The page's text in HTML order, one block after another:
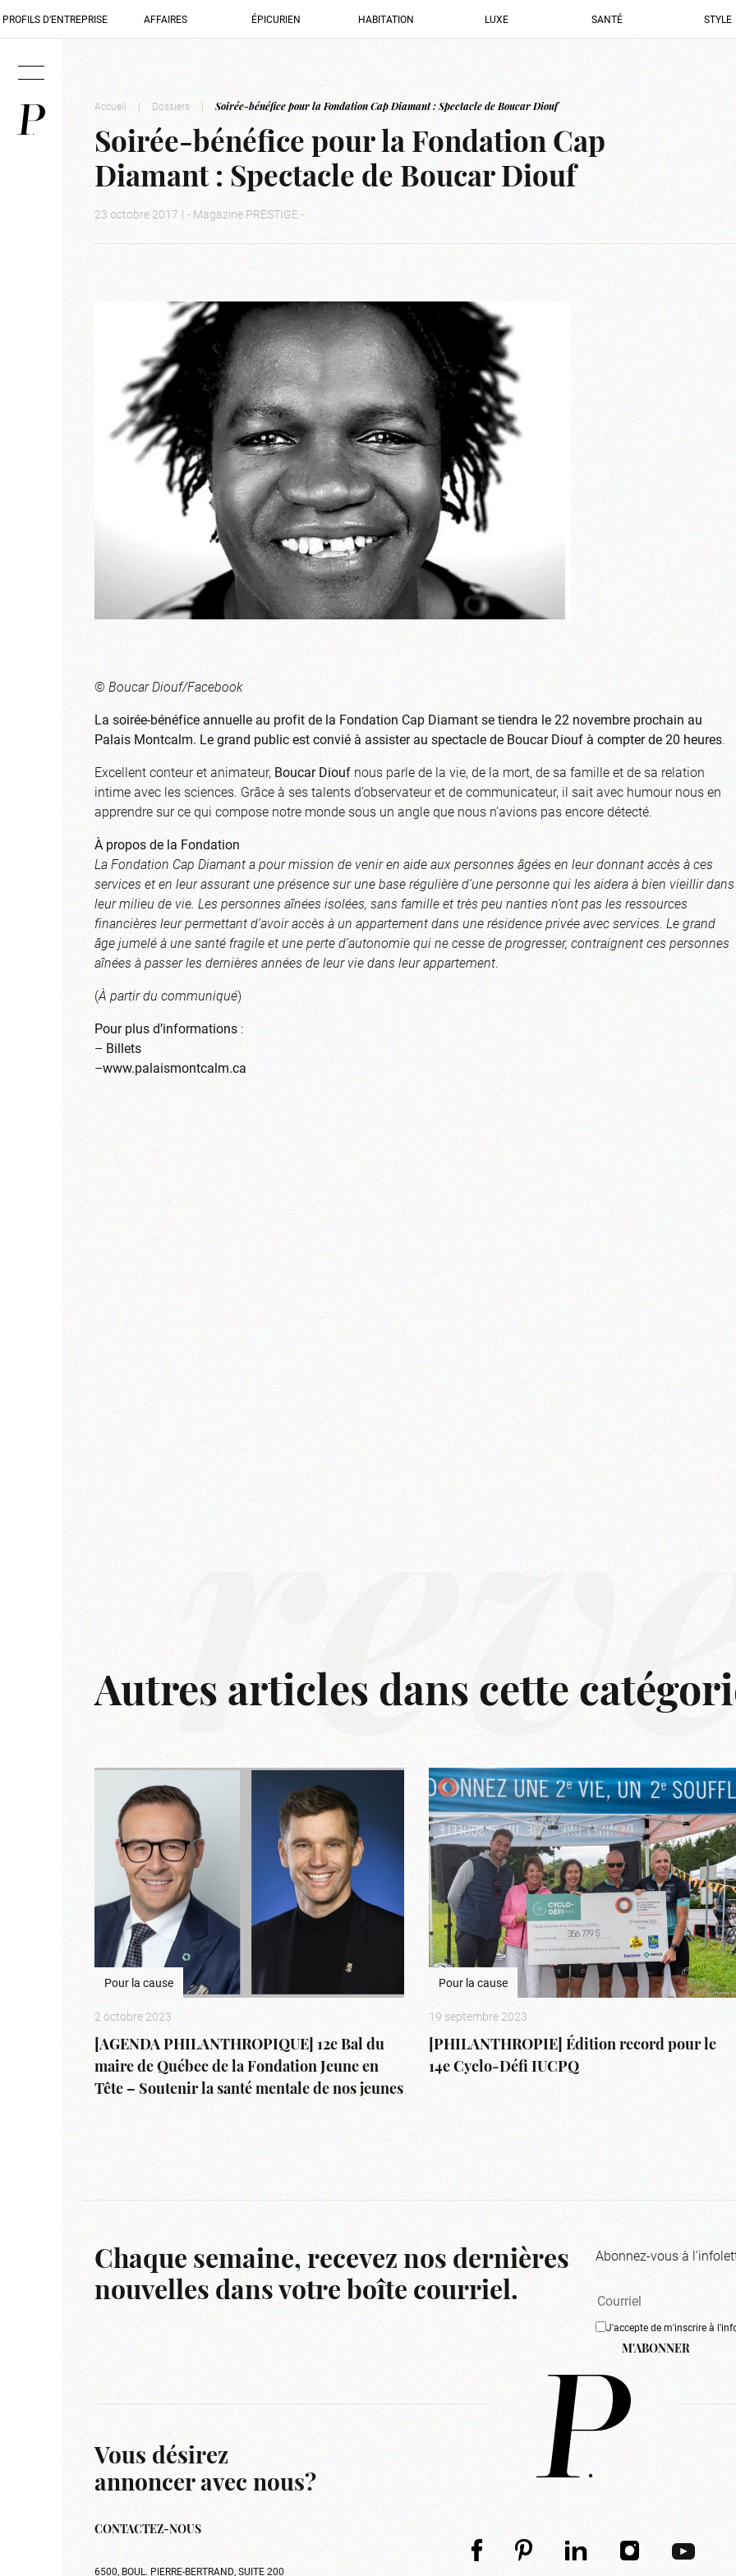
PROFILS D’ENTREPRISE AFFAIRES ÉPICURIEN HABITATION LUXE SANTÉ STYLE
Accueil | Dossiers | Soirée-bénéfice pour la Fondation Cap Diamant : Spectacle de Boucar Diouf
Soirée-bénéfice pour la Fondation Cap
Diamant : Spectacle de Boucar Diouf
23 octobre 2017 | - Magazine PRESTIGE -
© Boucar Diouf/Facebook
La soirée-bénéfice annuelle au profit de la Fondation Cap Diamant se tiendra le 22 novembre prochain au
Palais Montcalm. Le grand public est convié à assister au spectacle de Boucar Diouf à compter de 20 heures.
Excellent conteur et animateur,Boucar Dioufnous parle de la vie, de la mort, de sa famille et de sa relation
intime avec les sciences. Grâce à ses talents d’observateur et de communicateur, il sait avec humour nous en
apprendre sur ce qui compose notre monde sous un angle que nous n’avions pas encore détecté.
À propos de la Fondation
La Fondation Cap Diamant a pour mission de venir en aide aux personnes âgées en leur donnant accès à ces
services et en leur assurant une présence sur une base régulière d’une personne qui les aidera à bien vieillir dans
leur milieu de vie. Les personnes aînées isolées, sans famille et très peu nanties n’ont pas les ressources
financières leur permettant d’avoir accès à un appartement dans une résidence privée avec services. Le grand
âge jumelé à une santé fragile et une perte d’autonomie qui ne cesse de progresser, contraignent ces personnes
aînées à passer les dernières années de leur vie dans leur appartement.
(À partir du communiqué)
Pour plus d’informations:
–Billets
–www.palaismontcalm.ca
Autres articles dans cette
Pour la cause
2 octobre 2023
[AGENDA PHILANTHROPIQUE] 12e Bal du
maire de Québec de la Fondation Jeune en
Tête – Soutenir la santé mentale de nos jeunes
Pour la cause
19 septembre 2023
[PHILANTHROPIE] Édition record pour le
14e Cyclo-Défi IUCPQ
Chaque semaine, recevez nos dernières
nouvelles dans votre boîte courriel.
Abonnez-vous à
J'accepte de m'inscrire à
M'ABONNER
Vous désirez
annoncer avec nous?
CONTACTEZ-NOUS
6500, BOUL. PIERRE-BERTRAND, SUITE 200